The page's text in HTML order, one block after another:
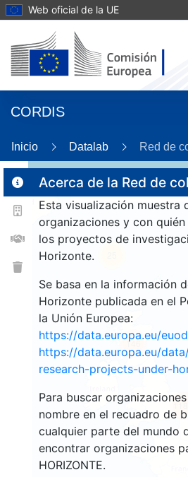
Web oficial de la UE
CORDIS
Inicio Datalab Red de
Acerca de la Red de
Esta visualización muestra
organizaciones y con
los proyectos de
Horizonte.
Se basa en la información
Horizonte publicada en el
la Unión Europea:
https://data.europa.eu/
https://data.europa.eu/
research-projects-under-
Para buscar
nombre en el recuadro de
cualquier parte del mundo
encontrar organizaciones
HORIZONTE.
146